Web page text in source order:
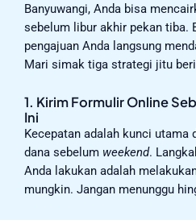
Banyuwangi, Anda bisa
sebelum libur akhir pekan tiba.
pengajuan Anda langsung
Mari simak tiga strategi jitu
1. Kirim Formulir Online
Ini
Kecepatan adalah kunci utama
dana sebelum weekend.
Anda lakukan adalah
mungkin. Jangan menunggu